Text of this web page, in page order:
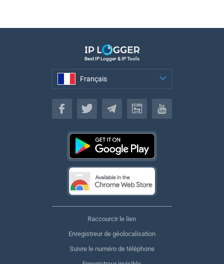
Best IP Logger & IP Tools
Français
Français
Raccourcir le lien
Enregistreur de géolocalisation
Suivre le numéro de téléphone